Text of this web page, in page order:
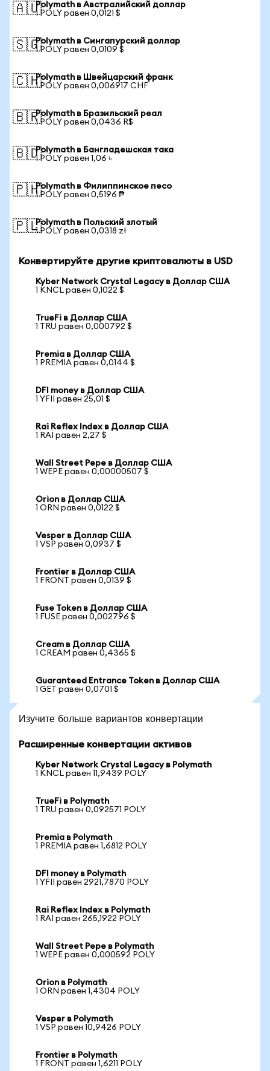
🇦🇺Polymath в Австралийский доллар
1 POLY равен 0,0121 $
🇸🇬Polymath в Сингапурский доллар
1 POLY равен 0,0109 $
🇨🇭Polymath в Швейцарский франк
1 POLY равен 0,006917 CHF
🇧🇷Polymath в Бразильский реал
1 POLY равен 0,0436 R$
🇧🇩Polymath в Бангладешская така
1 POLY равен 1,06 ৳
🇵🇭Polymath в Филиппинское песо
1 POLY равен 0,5196 ₱
🇵🇱Polymath в Польский злотый
1 POLY равен 0,0318 zł
Конвертируйте другие криптовалюты в USD
Kyber Network Crystal Legacy в Доллар США
1 KNCL равен 0,1022 $
TrueFi в Доллар США
1 TRU равен 0,000792 $
Premia в Доллар США
1 PREMIA равен 0,0144 $
DFI money в Доллар США
1 YFII равен 25,01 $
Rai Reflex Index в Доллар США
1 RAI равен 2,27 $
Wall Street Pepe в Доллар США
1 WEPE равен 0,00000507 $
Orion в Доллар США
1 ORN равен 0,0122 $
Vesper в Доллар США
1 VSP равен 0,0937 $
Frontier в Доллар США
1 FRONT равен 0,0139 $
Fuse Token в Доллар США
1 FUSE равен 0,002796 $
Cream в Доллар США
1 CREAM равен 0,4365 $
Guaranteed Entrance Token в Доллар США
1 GET равен 0,0701 $
Изучите больше вариантов конвертации
Расширенные конвертации активов
Kyber Network Crystal Legacy в Polymath
1 KNCL равен 11,9439 POLY
TrueFi в Polymath
1 TRU равен 0,092571 POLY
Premia в Polymath
1 PREMIA равен 1,6812 POLY
DFI money в Polymath
1 YFII равен 2921,7870 POLY
Rai Reflex Index в Polymath
1 RAI равен 265,1922 POLY
Wall Street Pepe в Polymath
1 WEPE равен 0,000592 POLY
Orion в Polymath
1 ORN равен 1,4304 POLY
Vesper в Polymath
1 VSP равен 10,9426 POLY
Frontier в Polymath
1 FRONT равен 1,6211 POLY